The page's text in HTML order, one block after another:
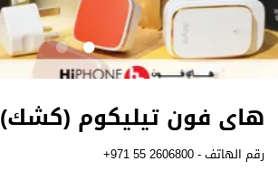
هاى فون تيليكوم (كشك)
رقم الهاتف -+971 55 2606800